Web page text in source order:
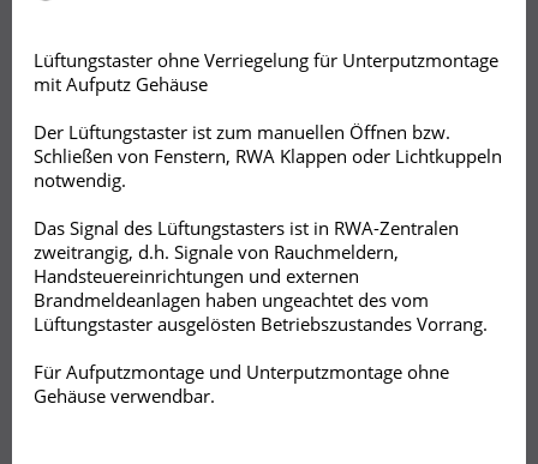
Lüftungstaster ohne Verriegelung für Unterputzmontage
mit Aufputz Gehäuse
Der Lüftungstaster ist zum manuellen Öffnen bzw.
Schließen von Fenstern, RWA Klappen oder Lichtkuppeln
notwendig.
Das Signal des Lüftungstasters ist in RWA-Zentralen
zweitrangig, d.h. Signale von Rauchmeldern,
Handsteuereinrichtungen und externen
Brandmeldeanlagen haben ungeachtet des vom
Lüftungstaster ausgelösten Betriebszustandes Vorrang.
Für Aufputzmontage und Unterputzmontage ohne
Gehäuse verwendbar.